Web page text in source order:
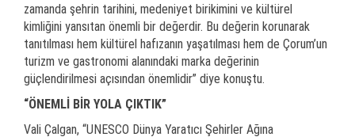
zamanda şehrin tarihini, medeniyet birikimini ve kültürel
kimliğini yansıtan önemli bir değerdir. Bu değerin korunarak
tanıtılması hem kültürel hafızanın yaşatılması hem de Çorum’un
turizm ve gastronomi alanındaki marka değerinin
güçlendirilmesi açısından önemlidir” diye konuştu.
“ÖNEMLİ BİR YOLA ÇIKTIK”
Vali Çalgan, “UNESCO Dünya Yaratıcı Şehirler Ağına